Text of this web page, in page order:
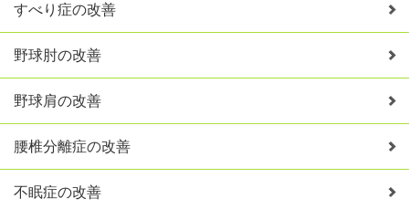
すべり症の改善
野球肘の改善
野球肩の改善
腰椎分離症の改善
不眠症の改善